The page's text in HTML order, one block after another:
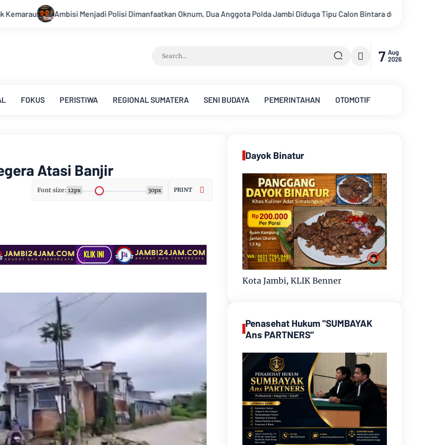
Dimanfaatkan Oknum, Dua Anggota Polda Jambi Diduga Tipu Calon Bintara dengan Janji Kelulusan Konsisten Alirkan
7 Aug
2026
FOKUS PERISTIWA REGIONAL SUMATERA SENI BUDAYA PEMERINTAHAN OTOMOTIF
Atasi Banjir
Font size: 12px 30px PRINT
Dayok Binatur
Kota Jambi, KLIK Benner
Penasehat Hukum "SUMBAYAK
Ans PARTNERS"